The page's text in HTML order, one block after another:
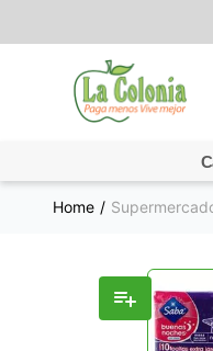
TÉRMINOS MÁS
1.
leche
queso
pollo